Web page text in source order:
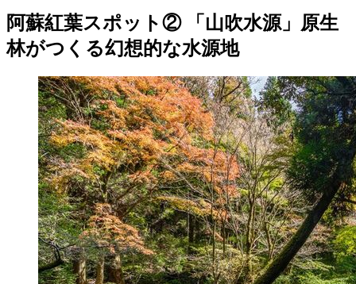
阿蘇紅葉スポット② 「山吹水源」原生
林がつくる幻想的な水源地